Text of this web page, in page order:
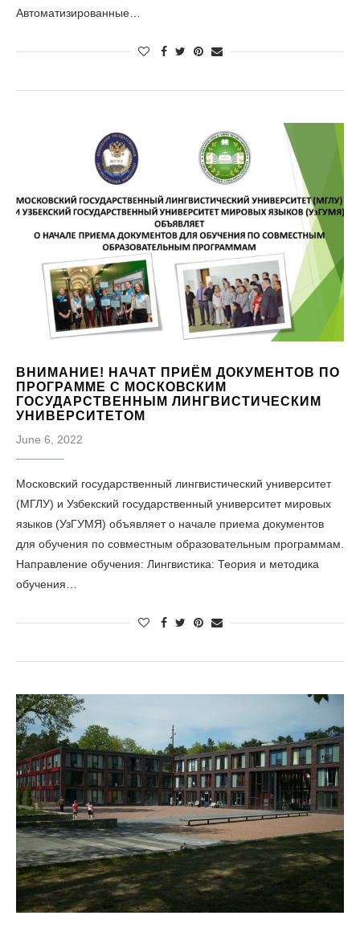
Автоматизированные…
ВНИМАНИЕ! НАЧАТ ПРИЁМ ДОКУМЕНТОВ ПО
ПРОГРАММЕ С МОСКОВСКИМ
ГОСУДАРСТВЕННЫМ ЛИНГВИСТИЧЕСКИМ
УНИВЕРСИТЕТОМ
June 6, 2022
Московский государственный лингвистический университет
(МГЛУ) и Узбекский государственный университет мировых
языков (УзГУМЯ) объявляет о начале приема документов
для обучения по совместным образовательным программам.
Направление обучения: Лингвистика: Теория и методика
обучения…